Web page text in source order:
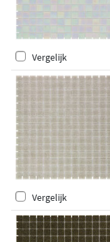
Vergelijk
Vergelijk